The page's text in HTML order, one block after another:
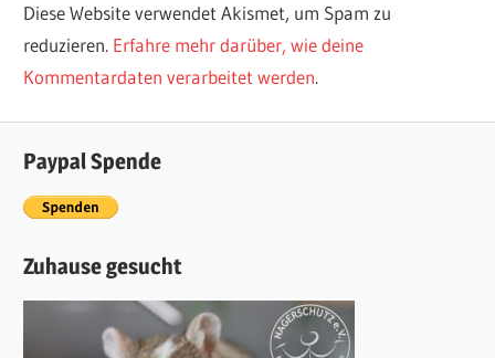
Diese Website verwendet Akismet, um Spam zu
reduzieren. Erfahre mehr darüber, wie deine
Kommentardaten verarbeitet werden.
Paypal Spende
Zuhause gesucht